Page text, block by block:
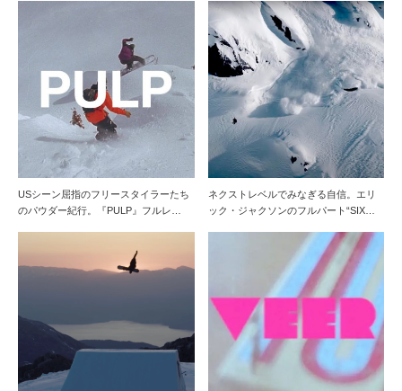
USシーン屈指のフリースタイラーたち
のパウダー紀行。『PULP』フルレ…
ネクストレベルでみなぎる自信。エリ
ック・ジャクソンのフルパート“SIX…